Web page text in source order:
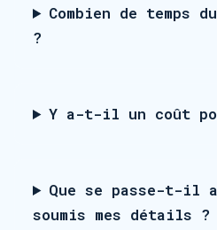
Combien de
?
Y a-t-il un coût
Que se passe-t-il
soumis mes détails ?